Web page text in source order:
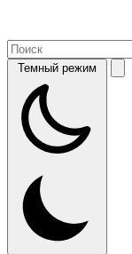
Темный режим